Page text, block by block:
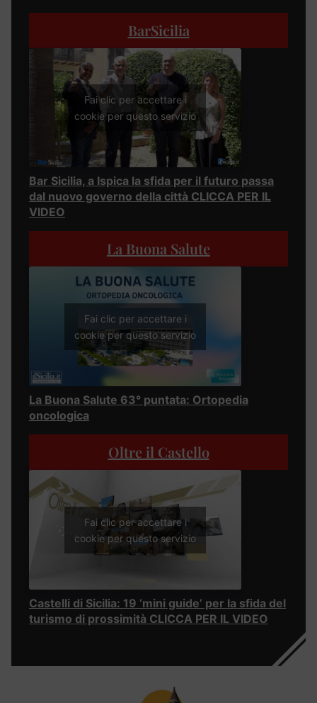
BarSicilia
Fai clic per accettare i
cookie per questo servizio
Bar Sicilia, a Ispica la sfida per il futuro passa
dal nuovo governo della città CLICCA PER IL
VIDEO
La Buona Salute
Fai clic per accettare i
cookie per questo servizio
La Buona Salute 63° puntata: Ortopedia
oncologica
Oltre il Castello
Fai clic per accettare i
cookie per questo servizio
Castelli di Sicilia: 19 ‘mini guide’ per la sfida del
turismo di prossimità CLICCA PER IL VIDEO